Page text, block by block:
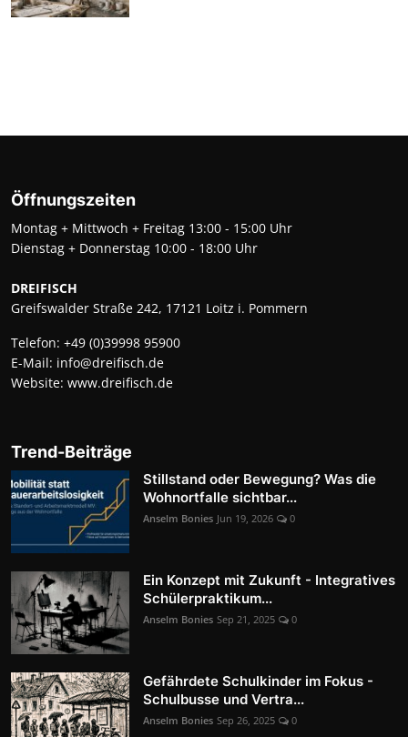
Öffnungszeiten
Montag + Mittwoch + Freitag 13:00 - 15:00 Uhr
Dienstag + Donnerstag 10:00 - 18:00 Uhr
DREIFISCH
Greifswalder Straße 242, 17121 Loitz i. Pommern
Telefon: +49 (0)39998 95900
E-Mail: info@dreifisch.de
Website: www.dreifisch.de
Trend-Beiträge
Stillstand oder Bewegung? Was die
Wohnortfalle sichtbar...
Anselm Bonies Jun 19, 2026 0
Ein Konzept mit Zukunft - Integratives
Schülerpraktikum...
Anselm Bonies Sep 21, 2025 0
Gefährdete Schulkinder im Fokus -
Schulbusse und Vertra...
Anselm Bonies Sep 26, 2025 0